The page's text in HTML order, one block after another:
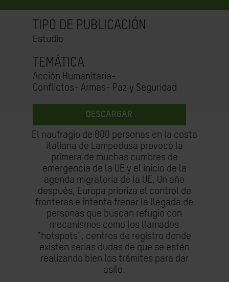
TIPO DE PUBLICACIÓN
Estudio
TEMÁTICA
Acción Humanitaria-
Conflictos- Armas- Paz y Seguridad
DESCARGAR
El naufragio de 800 personas en la costa
italiana de Lampedusa provocó la
primera de muchas cumbres de
emergencia de la UE y el inicio de la
agenda migratoria de la UE. Un año
después, Europa prioriza el control de
fronteras e intenta frenar la llegada de
personas que buscan refugio con
mecanismos como los llamados
"hotspots", centros de registro donde
existen serias dudas de que se estén
realizando bien los trámites para dar
asilo.